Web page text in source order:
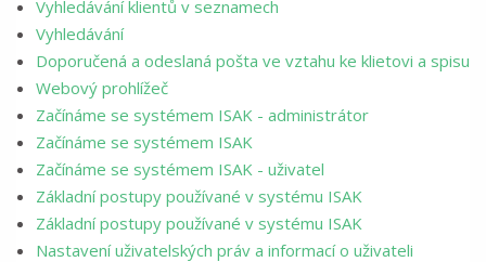
Vyhledávání klientů v seznamech
Vyhledávání
Doporučená a odeslaná pošta ve vztahu ke klietovi a spisu
Webový prohlížeč
Začínáme se systémem ISAK - administrátor
Začínáme se systémem ISAK
Začínáme se systémem ISAK - uživatel
Základní postupy používané v systému ISAK
Základní postupy používané v systému ISAK
Nastavení uživatelských práv a informací o uživateli